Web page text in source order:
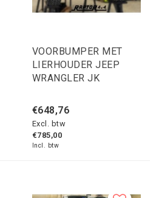
VOORBUMPER MET
LIERHOUDER JEEP
WRANGLER JK
€648,76
Excl. btw
€785,00
Incl. btw